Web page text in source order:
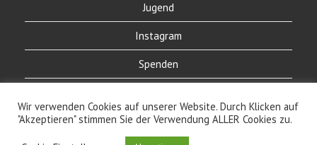
Jugend
Instagram
Spenden
Wir verwenden Cookies auf unserer Website. Durch Klicken auf
"Akzeptieren" stimmen Sie der Verwendung ALLER Cookies zu.